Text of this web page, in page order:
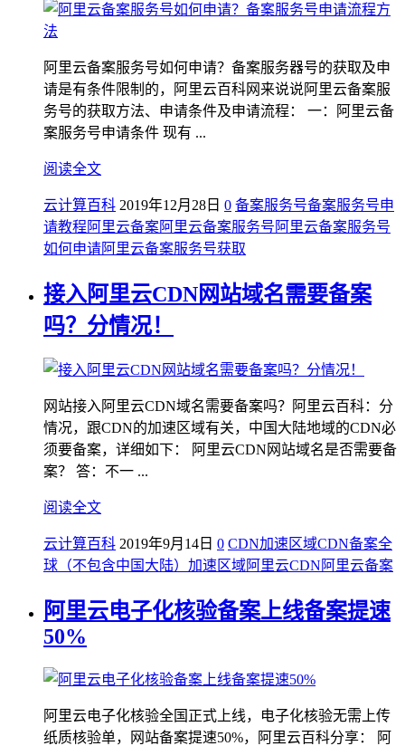
阿里云备案服务号如何申请？备案服务器号的获取及申
请是有条件限制的，阿里云百科网来说说阿里云备案服
务号的获取方法、申请条件及申请流程： 一：阿里云备
案服务号申请条件 现有 ...
阅读全文
云计算百科 2019年12月28日 0 备案服务号备案服务号申
请教程 阿里云备案阿里云备案服务号 阿里云备案服务号
如何申请阿里云备案服务号获取
接入阿里云CDN网站域名需要备案
吗？分情况！
网站接入阿里云CDN域名需要备案吗？阿里云百科：分
情况，跟CDN的加速区域有关，中国大陆地域的CDN必
须要备案，详细如下： 阿里云CDN网站域名是否需要备
案？ 答：不一 ...
阅读全文
云计算百科 2019年9月14日 0 CDN加速区域CDN备案全
球（不包含中国大陆） 加速区域阿里云CDN 阿里云备案
阿里云电子化核验备案上线备案提速
50%
阿里云电子化核验全国正式上线，电子化核验无需上传
纸质核验单，网站备案提速50%，阿里云百科分享： 阿